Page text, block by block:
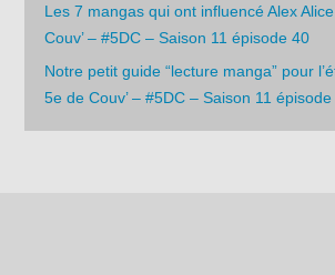
Les 7 mangas qui ont influencé Alex
Couv’ – #5DC – Saison 11 épisode 40
Notre petit guide “lecture manga” pour
5e de Couv’ – #5DC – Saison 11 épisode